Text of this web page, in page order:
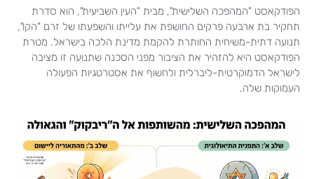
הפודקאסט "המהפכה השלישית", מבית "העין השביעית", הוא סדרת
תחקיר בת ארבעה פרקים החושפת את עלייתו והשפעתו של זרם "הקו",
תנועה דתית-משיחית החותרת להקמת מדינת הלכה בישראל. מטרת
הפודקאסט היא להזהיר את הציבור מפני הסכנה שתנועה זו מציבה
לישראל הדמוקרטית-ליברלית ולחשוף את אסטרטגיות הפעולה
העמוקות שלה.